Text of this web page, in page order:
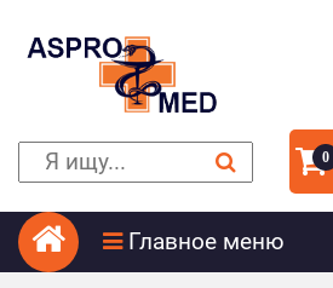
0
Главное меню